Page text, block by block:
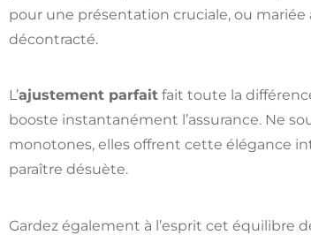
pour une présentation cruciale, ou
décontracté.
L’ajustement parfait fait toute la
booste instantanément l’assurance. Ne
monotones, elles offrent cette élégance
paraître désuète.
Gardez également à l’esprit cet équilibre